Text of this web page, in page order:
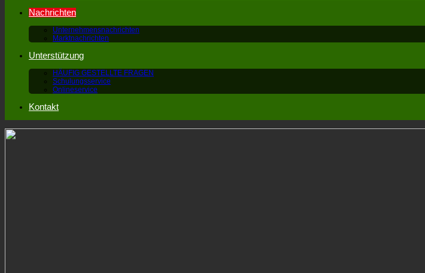
Nachrichten
Unternehmensnachrichten
Marktnachrichten
Unterstützung
HÄUFIG GESTELLTE FRAGEN
Schulungsservice
Onlineservice
Kontakt